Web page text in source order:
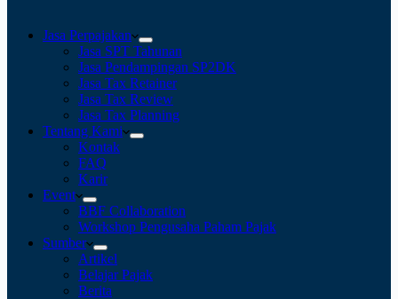
Jasa Perpajakan
Jasa SPT Tahunan
Jasa Pendampingan SP2DK
Jasa Tax Retainer
Jasa Tax Review
Jasa Tax Planning
Tentang Kami
Kontak
FAQ
Karir
Event
BBF Collaboration
Workshop Pengusaha Paham Pajak
Sumber
Artikel
Belajar Pajak
Berita